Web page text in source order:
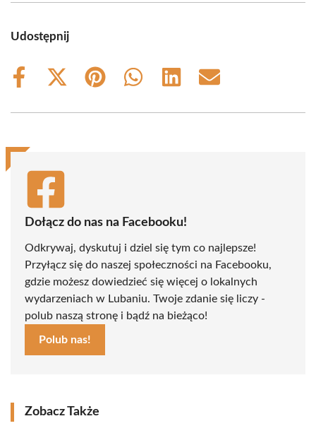
Udostępnij
Share
Share
(Twitter)
Share
Share
Share
Share
Dołącz do nas na Facebooku!
Odkrywaj, dyskutuj i dziel się tym co najlepsze!
Przyłącz się do naszej społeczności na Facebooku,
gdzie możesz dowiedzieć się więcej o lokalnych
wydarzeniach w Lubaniu. Twoje zdanie się liczy -
polub naszą stronę i bądź na bieżąco!
Polub nas!
Zobacz Także